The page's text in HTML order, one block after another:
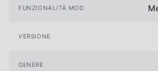
FUNZIONALITÀ MOD
VERSIONE
GENERE